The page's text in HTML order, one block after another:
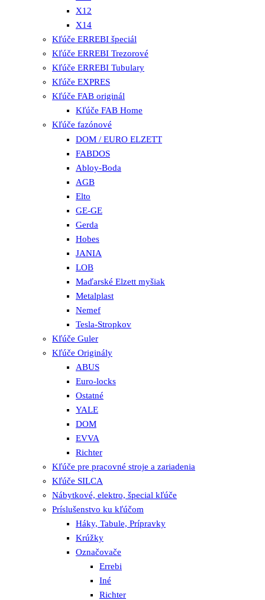
X12
X14
Kľúče ERREBI špeciál
Kľúče ERREBI Trezorové
Kľúče ERREBI Tubulary
Kľúče EXPRES
Kľúče FAB originál
Kľúče FAB Home
Kľúče fazónové
DOM / EURO ELZETT
FABDOS
Abloy-Boda
AGB
Elto
GE-GE
Gerda
Hobes
JANIA
LOB
Maďarské Elzett myšiak
Metalplast
Nemef
Tesla-Stropkov
Kľúče Guler
Kľúče Originály
ABUS
Euro-locks
Ostatné
YALE
DOM
EVVA
Richter
Kľúče pre pracovné stroje a zariadenia
Kľúče SILCA
Nábytkové, elektro, špecial kľúče
Príslušenstvo ku kľúčom
Háky, Tabule, Prípravky
Krúžky
Označovače
Errebi
Iné
Richter